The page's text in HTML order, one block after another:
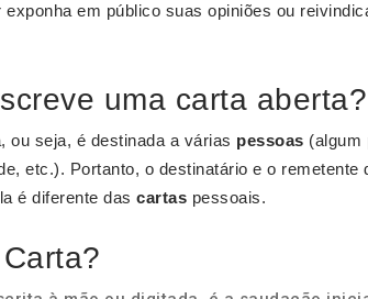
em público suas opiniões ou
uma carta aberta?
ou seja, é destinada a várias pessoas (algum
etc.). Portanto, o destinatário e o remetente
é diferente das cartas pessoais.